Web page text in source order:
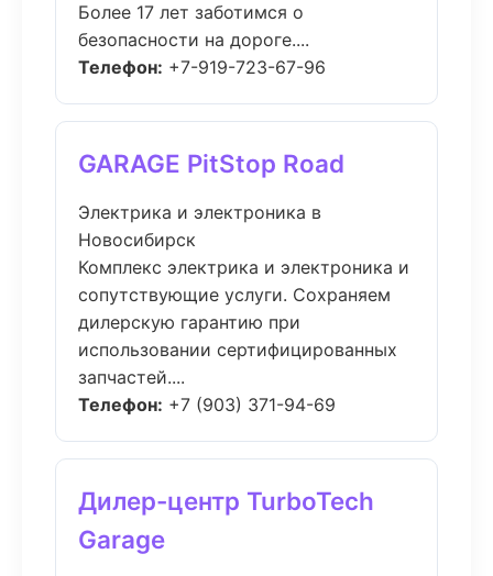
Более 17 лет заботимся о
безопасности на дороге....
Телефон: +7-919-723-67-96
GARAGE PitStop Road
Электрика и электроника в
Новосибирск
Комплекс электрика и электроника и
сопутствующие услуги. Сохраняем
дилерскую гарантию при
использовании сертифицированных
запчастей....
Телефон: +7 (903) 371-94-69
Дилер-центр TurboTech
Garage